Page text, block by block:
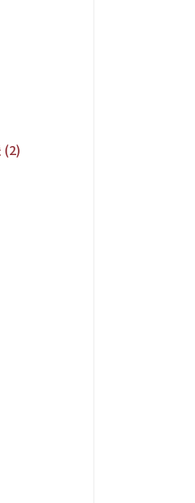
(2)